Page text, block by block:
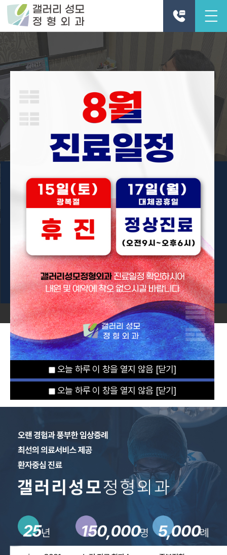
갤러리성모정형외과가걸어온 길
GALLERY ST.MARY’S ORTHOPEDICS
오늘 하루 이 창을 열지 않음 [닫기]
오늘 하루 이 창을 열지 않음 [닫기]
오늘 하루 이 창을 열지 않음 [닫기]